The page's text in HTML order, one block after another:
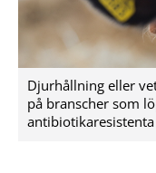
Djurhållning eller
på branscher som